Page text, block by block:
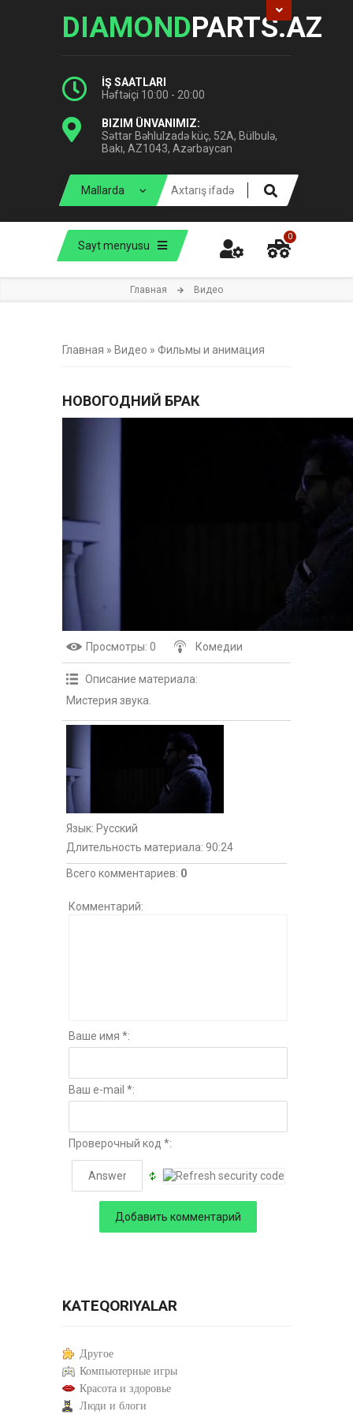
DIAMONDPARTS.AZ
İŞ SAATLARI
Həftəiçi 10:00 - 20:00
BIZIM ÜNVANIMIZ:
Səttar Bəhlulzadə küç, 52A, Bülbulə,
Bakı, AZ1043, Azərbaycan
Sayt menyusu
0
Главная Видео
Главная » Видео » Фильмы и анимация
НОВОГОДНИЙ БРАК
Просмотры: 0 Комедии
Описание материала:
Мистерия звука.
Язык: Русский
Длительность материала: 90:24
Всего комментариев: 0
Комментарий:
Ваше имя *:
Ваш e-mail *:
Проверочный код *:
KATEQORIYALAR
Другое
Компьютерные игры
Красота и здоровье
Люди и блоги